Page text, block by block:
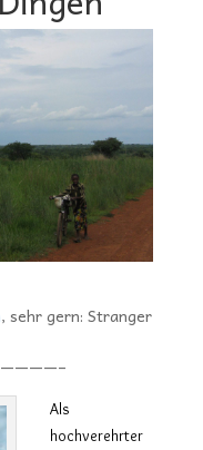
, sehr gern: Stranger
Als
hochverehrter